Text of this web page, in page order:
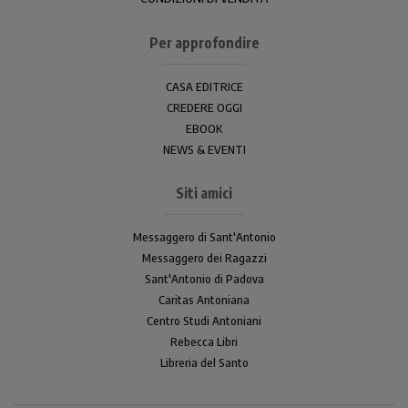
Per approfondire
CASA EDITRICE
CREDERE OGGI
EBOOK
NEWS & EVENTI
Siti amici
Messaggero di Sant'Antonio
Messaggero dei Ragazzi
Sant'Antonio di Padova
Caritas Antoniana
Centro Studi Antoniani
Rebecca Libri
Libreria del Santo